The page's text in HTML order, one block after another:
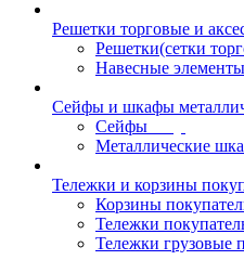
Решетки торговые и
Решетки(сетки
Навесные элементы
Сейфы и шкафы
Сейфы
Металлические
Тележки и корзины
Корзины
Тележки
Тележки грузовые